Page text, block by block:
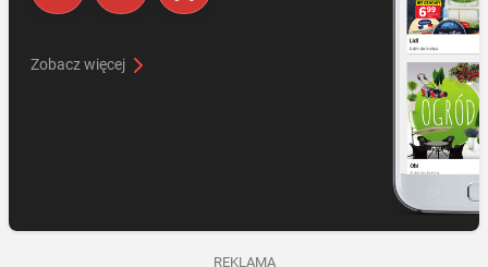
Zobacz więcej
REKLAMA